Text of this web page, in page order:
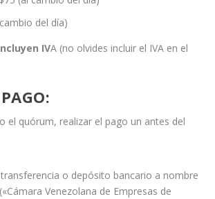
del día)
IVA (no olvides incluir el IVA en el
:
el quórum, realizar el pago un antes del
transferencia o depósito bancario a nombre
Venezolana de Empresas de